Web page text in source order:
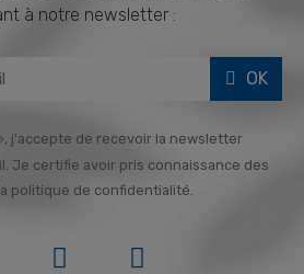
à notre newsletter :
OK
j'accepte de recevoir la newsletter
Je certifie avoir pris connaissance des
politique de confidentialité.